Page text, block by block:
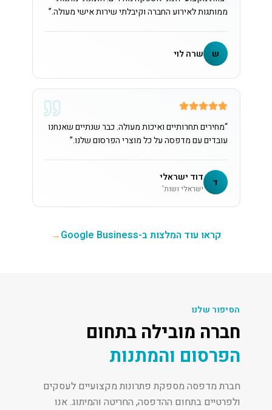
ממותגות לאירוע החברה וקיבלתי שירות אישי מעולה.”
ש שרה לוי
“מחירים תחרותיים ואיכות מעולה. כבר שנתיים שאנחנו
עובדים עם מדפסה על כל מוצרי הפרסום שלנו.”
ד דוד ישראלי
ישראלי ושות'
קראו עוד המלצות ב-Google Business →
הסיפור שלנו
חברה מובילה בתחום
הפרסום והמתנות
חברת מדפסה מספקת פתרונות מקצועיים לעסקים
ולפרטיים בתחום ההדפסה, החריטה והמיתוג. אנו